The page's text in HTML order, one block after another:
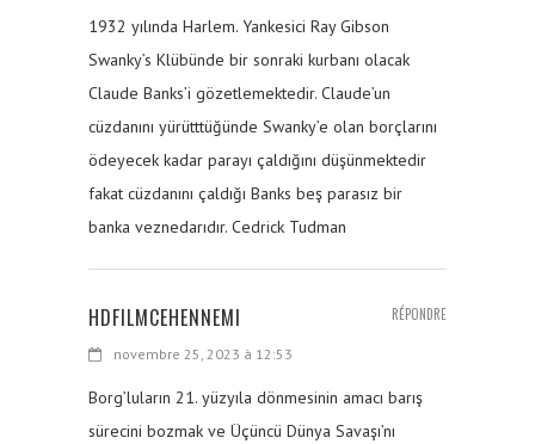
1932 yılında Harlem. Yankesici Ray Gibson
Swanky’s Klübünde bir sonraki kurbanı olacak
Claude Banks’i gözetlemektedir. Claude’un
cüzdanını yürütttüğünde Swanky’e olan borçlarını
ödeyecek kadar parayı çaldığını düşünmektedir
fakat cüzdanını çaldığı Banks beş parasız bir
banka veznedarıdır. Cedrick Tudman
HDFILMCEHENNEMI
novembre 25, 2023 à 12:53
Borg’luların 21. yüzyıla dönmesinin amacı barış
sürecini bozmak ve Üçüncü Dünya Savaşı’nı
RÉPONDRE